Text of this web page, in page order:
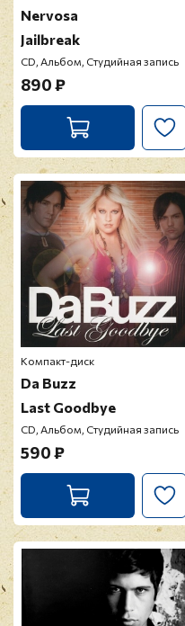
Nervosa
Jailbreak
CD, Альбом, Студийная запись
890 ₽
Компакт-диск
Da Buzz
Last Goodbye
CD, Альбом, Студийная запись
590 ₽